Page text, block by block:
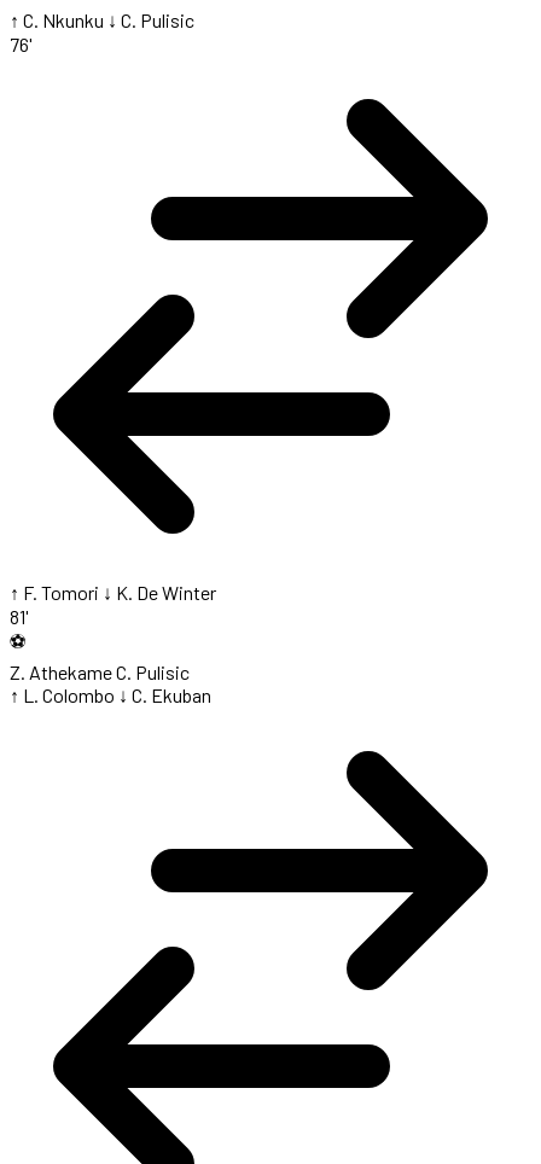
↑ C. Nkunku ↓ C. Pulisic
76'
↑ F. Tomori ↓ K. De Winter
81'
⚽
Z. AthekameC. Pulisic
↑ L. Colombo ↓ C. Ekuban